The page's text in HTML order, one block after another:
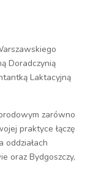
Doradczynią
Laktacyjną
zarówno
praktyce łączę
oddziałach
oraz Bydgoszczy,